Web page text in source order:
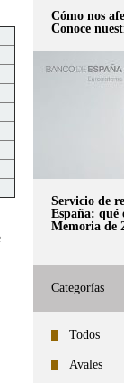
Cómo nos
Conoce
Servicio de
España: qué
Memoria de
Categorías
Todos
Avales